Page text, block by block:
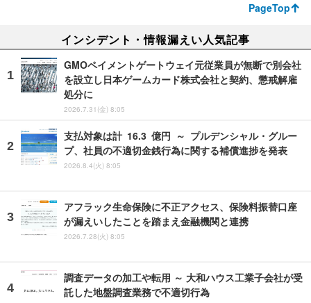
PageTop
インシデント・情報漏えい人気記事
GMOペイメントゲートウェイ元従業員が無断で別会社
を設立し日本ゲームカード株式会社と契約、懲戒解雇
処分に
2026.7.31(金) 8:05
支払対象は計 16.3 億円 ～ プルデンシャル・グルー
プ、社員の不適切金銭行為に関する補償進捗を発表
2026.8.4(火) 8:05
アフラック生命保険に不正アクセス、保険料振替口座
が漏えいしたことを踏まえ金融機関と連携
2026.7.28(火) 8:05
調査データの加工や転用 ～ 大和ハウス工業子会社が受
託した地盤調査業務で不適切行為